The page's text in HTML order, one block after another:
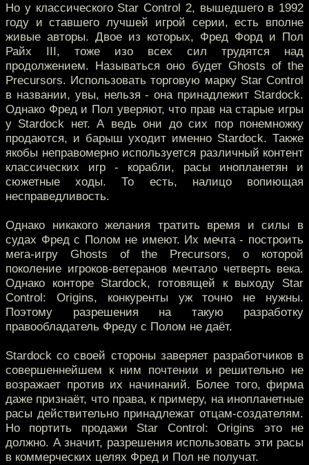
Но у классического Star Control 2, вышедшего в 1992
году и ставшего лучшей игрой серии, есть вполне
живые авторы. Двое из которых, Фред Форд и Пол
Райх III, тоже изо всех сил трудятся над
продолжением. Называться оно будет Ghosts of the
Precursors. Использовать торговую марку Star Control
в названии, увы, нельзя - она принадлежит Stardock.
Однако Фред и Пол уверяют, что прав на старые игры
у Stardock нет. А ведь они до сих пор понемножку
продаются, и барыш уходит именно Stardock. Также
якобы неправомерно используется различный контент
классических игр - корабли, расы инопланетян и
сюжетные ходы. То есть, налицо вопиющая
несправедливость.
Однако никакого желания тратить время и силы в
судах Фред с Полом не имеют. Их мечта - построить
мега-игру Ghosts of the Precursors, о которой
поколение игроков-ветеранов мечтало четверть века.
Однако конторе Stardock, готовящей к выходу Star
Control: Origins, конкуренты уж точно не нужны.
Поэтому разрешения на такую разработку
правообладатель Фреду с Полом не даёт.
Stardock со своей стороны заверяет разработчиков в
совершеннейшем к ним почтении и решительно не
возражает против их начинаний. Более того, фирма
даже признаёт, что права, к примеру, на инопланетные
расы действительно принадлежат отцам-создателям.
Но портить продажи Star Control: Origins это не
должно. А значит, разрешения использовать эти расы
в коммерческих целях Фред и Пол не получат.